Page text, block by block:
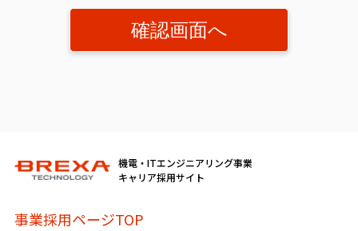
サービスなどのご提供ができません。
（開示対象個人情報の「利用目的の通知」「開示」「訂正、
必要に応じて窓口までご連絡ください。
《個人情報相談窓口》
機電・ITエンジニアリング事業
キャリア採用サイト
事業採用ページTOP